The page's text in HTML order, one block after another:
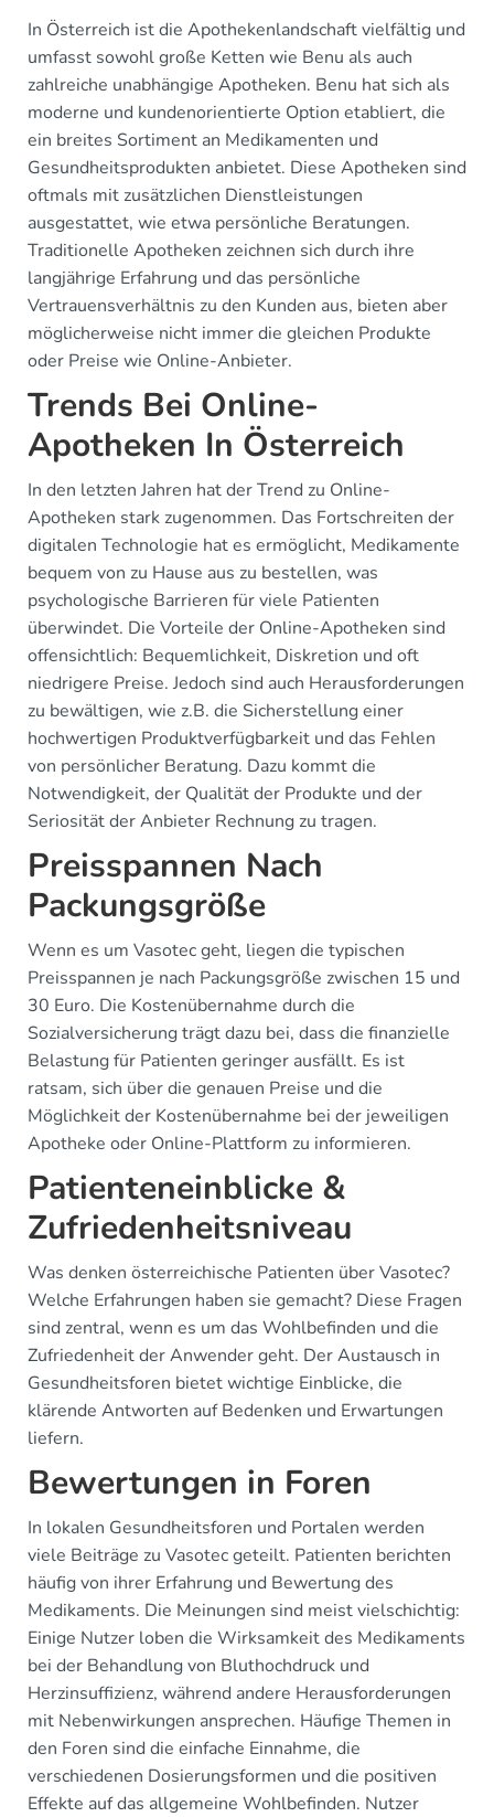
In Österreich ist die Apothekenlandschaft vielfältig und
umfasst sowohl große Ketten wie Benu als auch
zahlreiche unabhängige Apotheken. Benu hat sich als
moderne und kundenorientierte Option etabliert, die
ein breites Sortiment an Medikamenten und
Gesundheitsprodukten anbietet. Diese Apotheken sind
oftmals mit zusätzlichen Dienstleistungen
ausgestattet, wie etwa persönliche Beratungen.
Traditionelle Apotheken zeichnen sich durch ihre
langjährige Erfahrung und das persönliche
Vertrauensverhältnis zu den Kunden aus, bieten aber
möglicherweise nicht immer die gleichen Produkte
oder Preise wie Online-Anbieter.
Trends Bei Online-
Apotheken In Österreich
In den letzten Jahren hat der Trend zu Online-
Apotheken stark zugenommen. Das Fortschreiten der
digitalen Technologie hat es ermöglicht, Medikamente
bequem von zu Hause aus zu bestellen, was
psychologische Barrieren für viele Patienten
überwindet. Die Vorteile der Online-Apotheken sind
offensichtlich: Bequemlichkeit, Diskretion und oft
niedrigere Preise. Jedoch sind auch Herausforderungen
zu bewältigen, wie z.B. die Sicherstellung einer
hochwertigen Produktverfügbarkeit und das Fehlen
von persönlicher Beratung. Dazu kommt die
Notwendigkeit, der Qualität der Produkte und der
Seriosität der Anbieter Rechnung zu tragen.
Preisspannen Nach
Packungsgröße
Wenn es um Vasotec geht, liegen die typischen
Preisspannen je nach Packungsgröße zwischen 15 und
30 Euro. Die Kostenübernahme durch die
Sozialversicherung trägt dazu bei, dass die finanzielle
Belastung für Patienten geringer ausfällt. Es ist
ratsam, sich über die genauen Preise und die
Möglichkeit der Kostenübernahme bei der jeweiligen
Apotheke oder Online-Plattform zu informieren.
Patienteneinblicke &
Zufriedenheitsniveau
Was denken österreichische Patienten über Vasotec?
Welche Erfahrungen haben sie gemacht? Diese Fragen
sind zentral, wenn es um das Wohlbefinden und die
Zufriedenheit der Anwender geht. Der Austausch in
Gesundheitsforen bietet wichtige Einblicke, die
klärende Antworten auf Bedenken und Erwartungen
liefern.
Bewertungen in Foren
In lokalen Gesundheitsforen und Portalen werden
viele Beiträge zu Vasotec geteilt. Patienten berichten
häufig von ihrer Erfahrung und Bewertung des
Medikaments. Die Meinungen sind meist vielschichtig:
Einige Nutzer loben die Wirksamkeit des Medikaments
bei der Behandlung von Bluthochdruck und
Herzinsuffizienz, während andere Herausforderungen
mit Nebenwirkungen ansprechen. Häufige Themen in
den Foren sind die einfache Einnahme, die
verschiedenen Dosierungsformen und die positiven
Effekte auf das allgemeine Wohlbefinden. Nutzer